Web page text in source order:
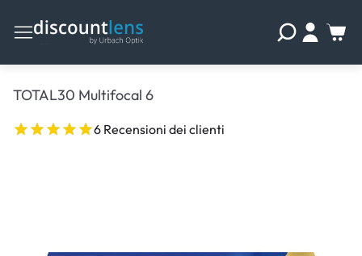
TOTAL30 Multifocal 6
6 Recensioni dei clienti